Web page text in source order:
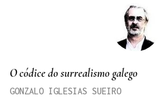
O códice do surrealismo galego
GONZALO IGLESIAS SUEIRO